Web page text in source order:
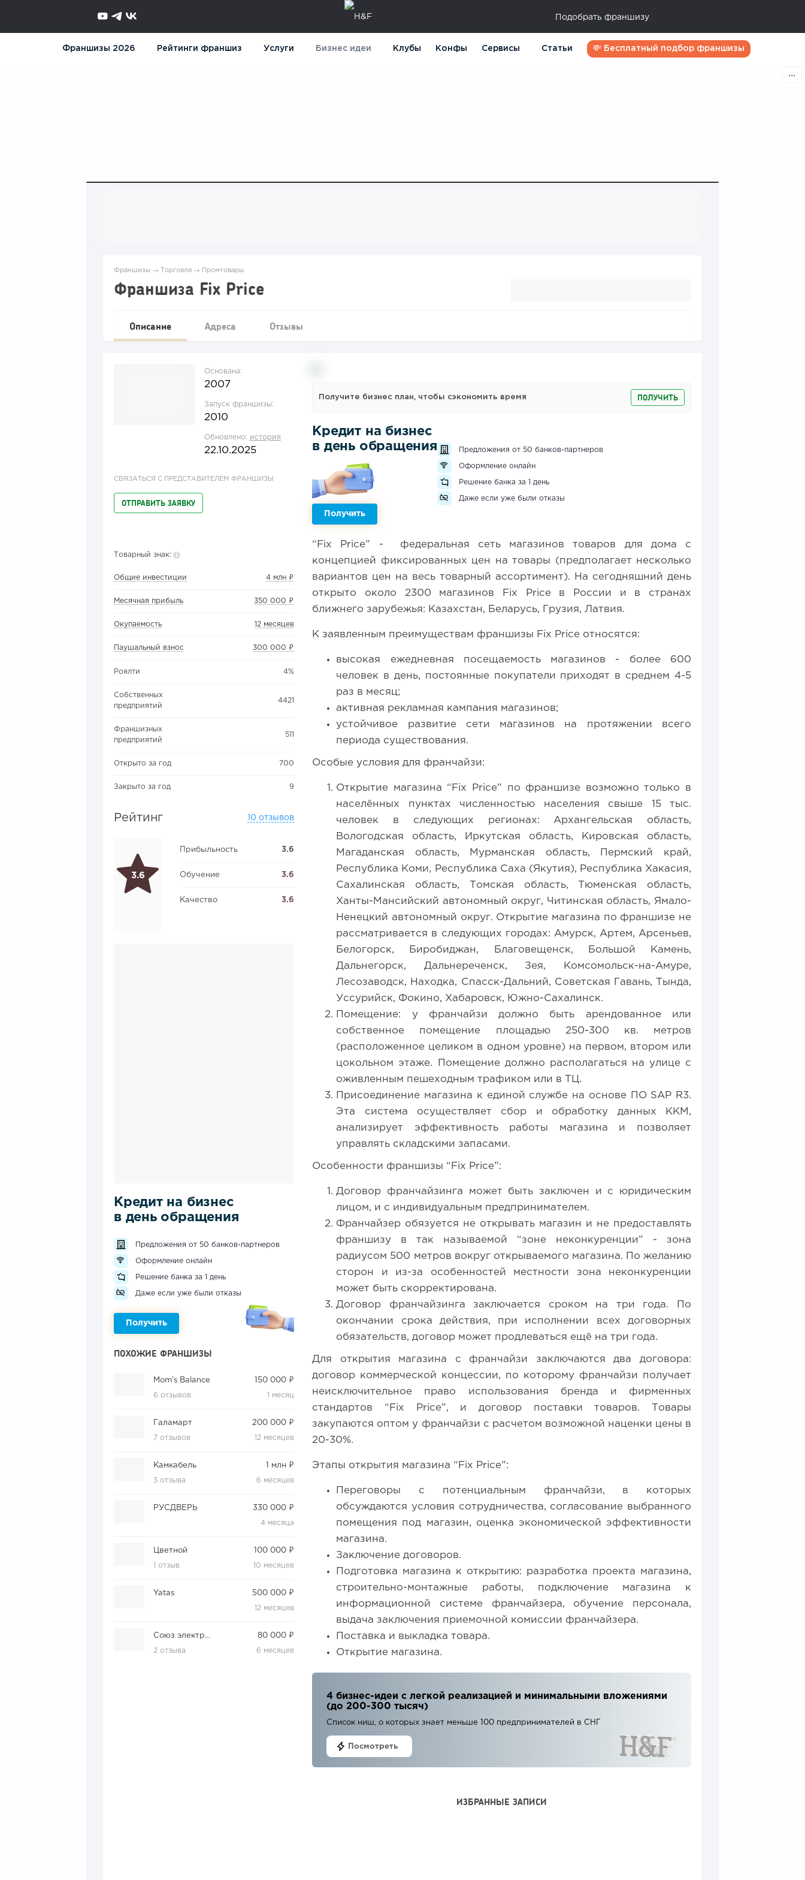
Подобрать франшизу
Франшизы 2026 Рейтинги франшиз Услуги Бизнес идеи Клубы Конфы Сервисы Статьи 💸 Бесплатный подбор франшизы
Франшизы → Торговля → Промтовары
Франшиза Fix Price
Описание Адреса Отзывы
Основана:
2007
Запуск франшизы:
2010
Обновлено: история
22.10.2025
СВЯЗАТЬСЯ С ПРЕДСТАВИТЕЛЕМ ФРАНШИЗЫ
ОТПРАВИТЬ ЗАЯВКУ
Товарный знак:
Общие инвестиции 4 млн ₽
Месячная прибыль 350 000 ₽
Окупаемость 12 месяцев
Паушальный взнос 300 000 ₽
Роялти 4%
Собственных
предприятий
4421
Франшизных
предприятий
511
Открыто за год 700
Закрыто за год 9
Рейтинг 10 отзывов
3.6
Прибыльность 3.6
Обучение 3.6
Качество 3.6
Кредит на бизнес
в день обращения
Предложения от 50 банков-партнеров
Оформление онлайн
Решение банка за 1 день
Даже если уже были отказы
Получить
ПОХОЖИЕ ФРАНШИЗЫ
Mom’s Balance
6 отзывов
150 000 ₽
1 месяц
Галамарт
7 отзывов
200 000 ₽
12 месяцев
Камкабель
3 отзыва
1 млн ₽
6 месяцев
РУСДВЕРЬ 330 000 ₽
4 месяца
Цветной
1 отзыв
100 000 ₽
10 месяцев
Yatas 500 000 ₽
12 месяцев
Союз электрик
2 отзыва
80 000 ₽
6 месяцев
Получите бизнес план, чтобы сэкономить время ПОЛУЧИТЬ
Кредит на бизнес
в день обращения
Получить
Предложения от 50 банков-партнеров
Оформление онлайн
Решение банка за 1 день
Даже если уже были отказы
“Fix Price” - федеральная сеть магазинов товаров для дома с
концепцией фиксированных цен на товары (предполагает несколько
вариантов цен на весь товарный ассортимент). На сегодняшний день
открыто около 2300 магазинов Fix Price в России и в странах
ближнего зарубежья: Казахстан, Беларусь, Грузия, Латвия.
К заявленным преимуществам франшизы Fix Price относятся:
высокая ежедневная посещаемость магазинов - более 600
человек в день, постоянные покупатели приходят в среднем 4-5
раз в месяц;
активная рекламная кампания магазинов;
устойчивое развитие сети магазинов на протяжении всего
периода существования.
Особые условия для франчайзи:
Открытие магазина “Fix Price” по франшизе возможно только в
населённых пунктах численностью населения свыше 15 тыс.
человек в следующих регионах: Архангельская область,
Вологодская область, Иркутская область, Кировская область,
Магаданская область, Мурманская область, Пермский край,
Республика Коми, Республика Саха (Якутия), Республика Хакасия,
Сахалинская область, Томская область, Тюменская область,
Ханты-Мансийский автономный округ, Читинская область, Ямало-
Ненецкий автономный округ. Открытие магазина по франшизе не
рассматривается в следующих городах: Амурск, Артем, Арсеньев,
Белогорск, Биробиджан, Благовещенск, Большой Камень,
Дальнегорск, Дальнереченск, Зея, Комсомольск-на-Амуре,
Лесозаводск, Находка, Спасск-Дальний, Советская Гавань, Тында,
Уссурийск, Фокино, Хабаровск, Южно-Сахалинск.
Помещение: у франчайзи должно быть арендованное или
собственное помещение площадью 250-300 кв. метров
(расположенное целиком в одном уровне) на первом, втором или
цокольном этаже. Помещение должно располагаться на улице с
оживленным пешеходным трафиком или в ТЦ.
Присоединение магазина к единой службе на основе ПО SAP R3.
Эта система осуществляет сбор и обработку данных ККМ,
анализирует эффективность работы магазина и позволяет
управлять складскими запасами.
Особенности франшизы “Fix Price”:
Договор франчайзинга может быть заключен и с юридическим
лицом, и с индивидуальным предпринимателем.
Франчайзер обязуется не открывать магазин и не предоставлять
франшизу в так называемой “зоне неконкуренции” - зона
радиусом 500 метров вокруг открываемого магазина. По желанию
сторон и из-за особенностей местности зона неконкуренции
может быть скорректирована.
Договор франчайзинга заключается сроком на три года. По
окончании срока действия, при исполнении всех договорных
обязательств, договор может продлеваться ещё на три года.
Для открытия магазина с франчайзи заключаются два договора:
договор коммерческой концессии, по которому франчайзи получает
неисключительное право использования бренда и фирменных
стандартов “Fix Price”, и договор поставки товаров. Товары
закупаются оптом у франчайзи с расчетом возможной наценки цены в
20-30%.
Этапы открытия магазина “Fix Price”:
Переговоры с потенциальным франчайзи, в которых
обсуждаются условия сотрудничества, согласование выбранного
помещения под магазин, оценка экономической эффективности
магазина.
Заключение договоров.
Подготовка магазина к открытию: разработка проекта магазина,
строительно-монтажные работы, подключение магазина к
информационной системе франчайзера, обучение персонала,
выдача заключения приемочной комиссии франчайзера.
Поставка и выкладка товара.
Открытие магазина.
4 бизнес-идеи с легкой реализацией и минимальными вложениями
(до 200-300 тысяч)
Список ниш, о которых знает меньше 100 предпринимателей в СНГ
Посмотреть
ИЗБРАННЫЕ ЗАПИСИ